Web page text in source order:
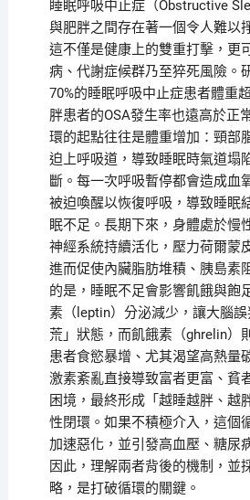
睡眠呼吸中止症（Obstructive
與肥胖之間存在著一個令人難以
這不僅是健康上的雙重打擊，更
病、代謝症候群乃至猝死風險。
70%的睡眠呼吸中止症患者體重
胖患者的OSA發生率也遠高於正
環的起點往往是體重增加：頸部
迫上呼吸道，導致睡眠時氣道塌
斷。每一次呼吸暫停都會造成血
被迫喚醒以恢復呼吸，導致睡眠
眠不足。長期下來，身體處於慢
神經系統持續活化，壓力荷爾蒙
進而促使內臟脂肪堆積、胰島素
的是，睡眠不足會影響飢餓與飽
素（leptin）分泌減少，讓大腦
荒」狀態，而飢餓素（ghrelin）
患者食慾暴增、尤其渴望高熱量
激素紊亂直接導致富者更富、貧
困境，最終形成「越睡越胖、越
性閉環。如果不積極介入，這個
加速惡化，並引發高血壓、糖尿
因此，理解兩者背後的機制，並
略，是打破循環的關鍵。